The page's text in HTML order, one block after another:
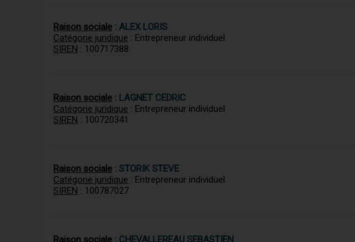
Raison sociale :ALEX LORIS
Catégorie juridique : Entrepreneur individuel
SIREN : 100717388
Raison sociale : LAGNET CEDRIC
Catégorie juridique : Entrepreneur individuel
SIREN : 100720341
Raison sociale :STORIK STEVE
Catégorie juridique : Entrepreneur individuel
SIREN : 100787027
Raison sociale : CHEVALLEREAU SEBASTIEN